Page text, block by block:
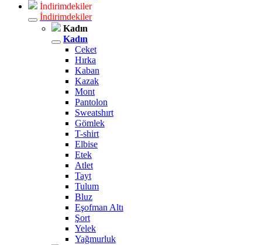
İndirimdekiler
İndirimdekiler
Kadın
Kadın
Ceket
Hırka
Kaban
Kazak
Mont
Pantolon
Sweatshırt
Gömlek
T-shirt
Elbise
Etek
Atlet
Tayt
Tulum
Bluz
Eşofman Altı
Şort
Yelek
Yağmurluk